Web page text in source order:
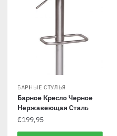
БАРНЫЕ СТУЛЬЯ
Барное Кресло Черное
Нержавеющая Сталь
€199,95